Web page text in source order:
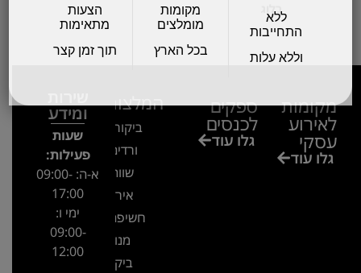
בלוג
מקומות
לאירוע
עסקי
גלו עוד
ספקים
לכנסים
גלו עוד
המלצות
ביקור בגן
ורדים –
שווה!!
אירוע
חשיפה- זיו
מנור
ביקור
ומידע
שעות
פעילות:
א-ה: 09:00-
17:00
ימי ו:
09:00-
12:00
ללא
התחייבות
וללא עלות
מקומות
מומלצים
בכל הארץ
הצעות
מתאימות
תוך זמן קצר